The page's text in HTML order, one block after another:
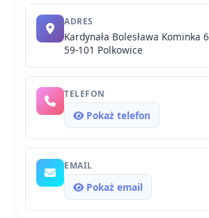
ADRES
Kardynała Bolesława Kominka 6
59-101 Polkowice
TELEFON
Pokaż telefon
EMAIL
Pokaż email